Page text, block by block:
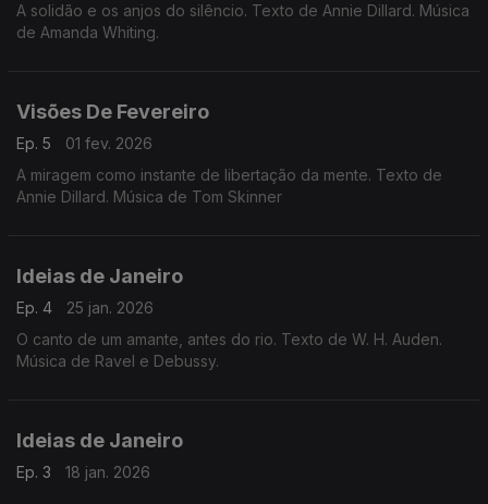
A solidão e os anjos do silêncio. Texto de Annie Dillard. Música
de Amanda Whiting.
Visões De Fevereiro
Ep. 5
01 fev. 2026
A miragem como instante de libertação da mente. Texto de
Annie Dillard. Música de Tom Skinner
Ideias de Janeiro
Ep. 4
25 jan. 2026
O canto de um amante, antes do rio. Texto de W. H. Auden.
Música de Ravel e Debussy.
Ideias de Janeiro
Ep. 3 18 jan. 2026